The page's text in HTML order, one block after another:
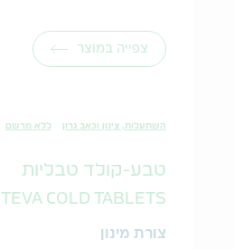
צפייה במוצר
השתעלות, צינון וכאב גרון ללא מרשם
טבע-קולד טבליות
TEVA COLD TABLETS
צורת מינון